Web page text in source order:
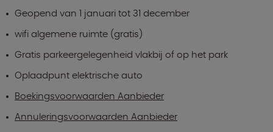
Geopend van 1 januari tot 31 december
wifi algemene ruimte (gratis)
Gratis parkeergelegenheid vlakbij of op het park
Oplaadpunt elektrische auto
Boekingsvoorwaarden Aanbieder
Annuleringsvoorwaarden Aanbieder